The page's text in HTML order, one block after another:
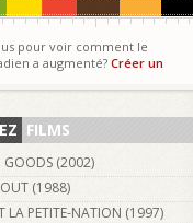
pour voir comment le
a augmenté? Créer un
FILMS
GOODS (2002)
(1988)
LA PETITE-NATION (1997)